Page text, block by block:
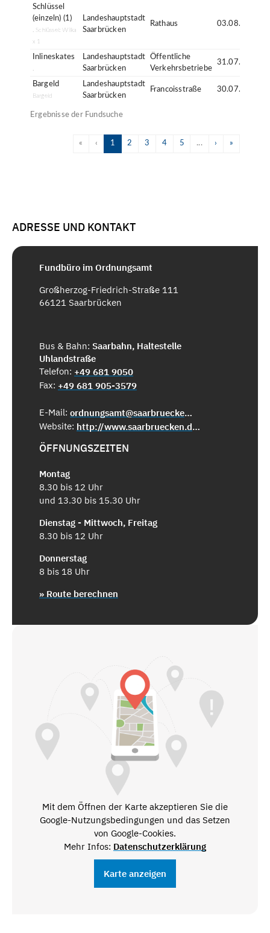
ADRESSE UND KONTAKT
Fundbüro im Ordnungsamt
Großherzog-Friedrich-Straße 111
66121 Saarbrücken
Bus & Bahn: Saarbahn, Haltestelle
Uhlandstraße
Telefon: +49 681 9050
Fax: +49 681 905-3579
E-Mail:
ordnungsamt@saarbruecken.de
Website:
http://www.saarbruecken.de/de/rathaus/buergerservice/fundsachen
ÖFFNUNGSZEITEN
Montag
8.30 bis 12 Uhr
und 13.30 bis 15.30 Uhr
Dienstag - Mittwoch, Freitag
8.30 bis 12 Uhr
Donnerstag
8 bis 18 Uhr
» Route berechnen
Mit dem Öffnen der Karte akzeptieren Sie die
Google-Nutzungsbedingungen und das Setzen
von Google-Cookies.
Mehr Infos: Datenschutzerklärung
Karte anzeigen